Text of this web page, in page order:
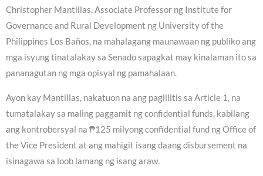
Christopher Mantillas, Associate Professor ng Institute for
Governance and Rural Development ng University of the
Philippines Los Baños, na mahalagang maunawaan ng publiko ang
mga isyung tinatalakay sa Senado sapagkat may kinalaman ito sa
pananagutan ng mga opisyal ng pamahalaan.
Ayon kay Mantillas, nakatuon na ang paglilitis sa Article 1, na
tumatalakay sa maling paggamit ng confidential funds, kabilang
ang kontrobersyal na ₱125 milyong confidential fund ng Office of
the Vice President at ang mahigit isang daang disbursement na
isinagawa sa loob lamang ng isang araw.